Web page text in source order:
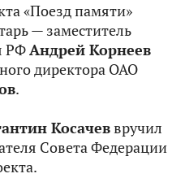
«Поезд памяти»
— заместитель
РФАндрей Корнеев
директора ОАО
.
Косачеввручил
Совета Федерации